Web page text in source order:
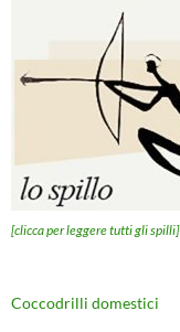
[clicca per leggere tutti gli spilli]
Coccodrilli domestici